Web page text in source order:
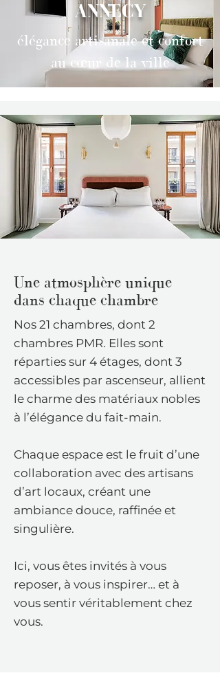
ANNECY
élégance artisanale et confort
au cœur de la ville
Une atmosphère unique
dans chaque chambre
Nos 21 chambres, dont 2
chambres PMR. Elles sont
réparties sur 4 étages, dont 3
accessibles par ascenseur, allient
le charme des matériaux nobles
à l’élégance du fait-main.
Chaque espace est le fruit d’une
collaboration avec des artisans
d’art locaux, créant une
ambiance douce, raffinée et
singulière.
Ici, vous êtes invités à vous
reposer, à vous inspirer… et à
vous sentir véritablement chez
vous.